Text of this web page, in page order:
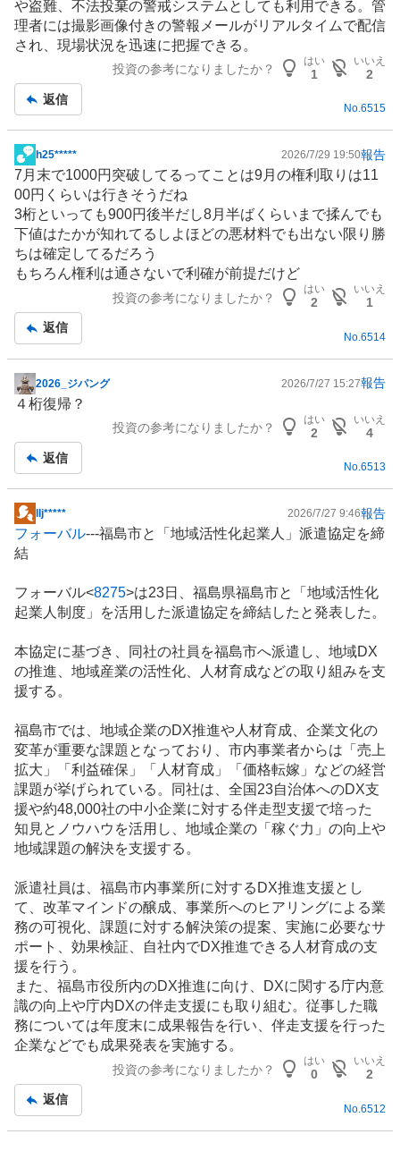
や盗難、不法投棄の警戒システムとしても利用できる。管
理者には撮影画像付きの警報メールがリアルタイムで配信
され、現場状況を迅速に把握できる。
投資の参考になりましたか？
はい
1
いいえ
2
返信
No.6515
掲
示
板
記
事
h25***** 2026/7/29 19:50報告
7月末で1000円突破してるってことは9月の権利取りは11
00円くらいは行きそうだね
3桁といっても900円後半だし8月半ばくらいまで揉んでも
下値はたかが知れてるしよほどの悪材料でも出ない限り勝
ちは確定してるだろう
もちろん権利は通さないで利確が前提だけど
投資の参考になりましたか？
はい
2
いいえ
1
返信
No. 6514
掲
示
事
2026_ジパング 2026/7/27 15:27報告
４桁復帰？
投資の参考になりましたか？
はい
2
いいえ
4
返信
No.6513
掲
示
板
事
​lIj***** 2026/7/27 9:46報告
フォーバル---福島市と「地域活性化起業人」派遣協定を締
結
フォーバル<8275>は23日、福島県福島市と「地域活性化
起業人制度」を活用した派遣協定を締結したと発表した。
本協定に基づき、同社の社員を福島市へ派遣し、地域DX
の推進、地域産業の活性化、
人材育成などの取り組みを支
援する。
福島市では、地域企業のDX推進や人材育成、企業文化の
変革が重要な課題となっており、市内事業者からは「売上
拡大」「利益確保」「人材育成」「価格転嫁」などの経営
課題が挙げられている。同社は、全国23自治体へのDX支
援や約48,000社の中小企業に対する伴走型支援で培った
知見とノウハウを活用し、地域企業の「稼ぐ力」の向上や
地域課題の解決を支援する。
派遣社員は、福島市内事業所に対するDX推進支援とし
て、改革マインドの醸成、事業所へのヒアリングによる業
務の可視化、課題に対する解決策の提案、実施に必要なサ
ポート、効果検証、自社内でDX推進できる人材育成の支
援を行う。
また、福島市役所内のDX推進に向け、DXに関する庁内意
識の向上や庁内DXの伴走支援にも取り組む。従事した職
務については年度末に成果報告を行い、伴走支援を行った
企業などでも成果発表を実施する。
投資の参考になりましたか？
はい
0
いいえ
2
返信
No. 6512